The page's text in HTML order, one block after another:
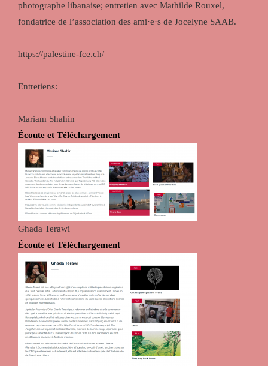
photographe libanaise; entretien avec Mathilde Rouxel,
fondatrice de l’association des ami·e·s de Jocelyne SAAB.
https://palestine-fce.ch/
Entretiens:
Mariam Shahin
Écoute et Téléchargement
Ghada Terawi
Écoute et Téléchargement